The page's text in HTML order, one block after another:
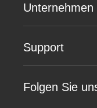
Unternehmen
Support
Folgen Sie